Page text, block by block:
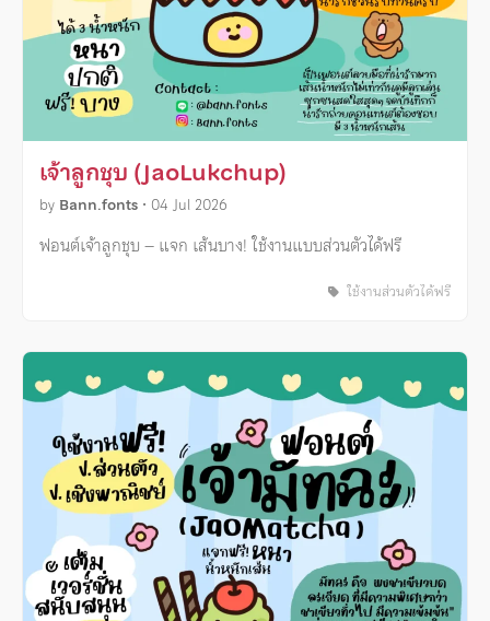
เจ้าลูกชุบ (JaoLukchup)
by Bann.fonts • 04 Jul 2026
ฟอนต์เจ้าลูกชุบ – แจก เส้นบาง! ใช้งานแบบส่วนตัวได้ฟรี
ใช้งานส่วนตัวได้ฟรี